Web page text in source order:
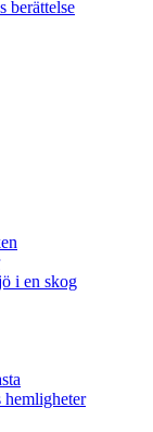
berättelse
i en skog
hemligheter